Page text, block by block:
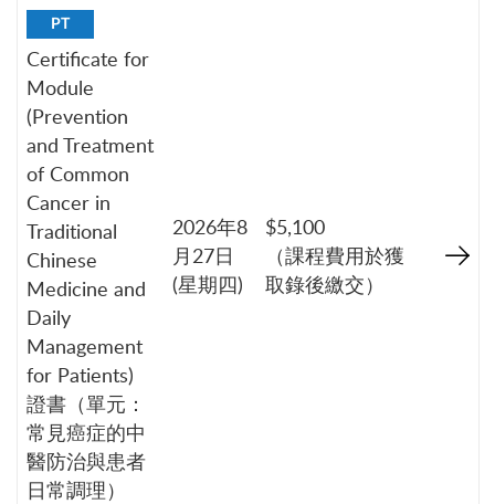
PT
Certificate for
Module
(Prevention
and Treatment
of Common
Cancer in
Traditional
Chinese
Medicine and
Daily
Management
for Patients)
證書（單元：
常見癌症的中
醫防治與患者
日常調理）
2026年8
月27日
(星期四)
$5,100
（課程費用於獲
取錄後繳交）